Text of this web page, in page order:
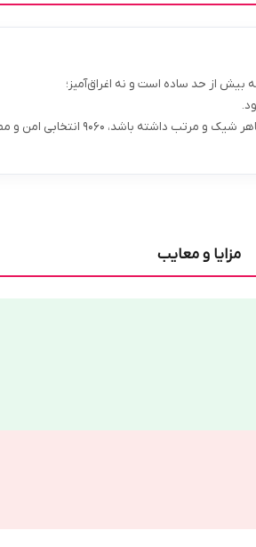
بیش از حد ساده است و نه اغراق‌آمیز؛
اگر به دنبال کفشی هستید که در استفاده طولانی پا را خسته نکند و
مزایا و معایب